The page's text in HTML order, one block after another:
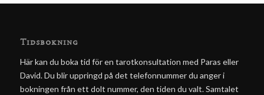
Tidsbokning
Här kan du boka tid för en tarotkonsultation med Paras eller
David. Du blir uppringd på det telefonnummer du anger i
bokningen från ett dolt nummer, den tiden du valt. Samtalet